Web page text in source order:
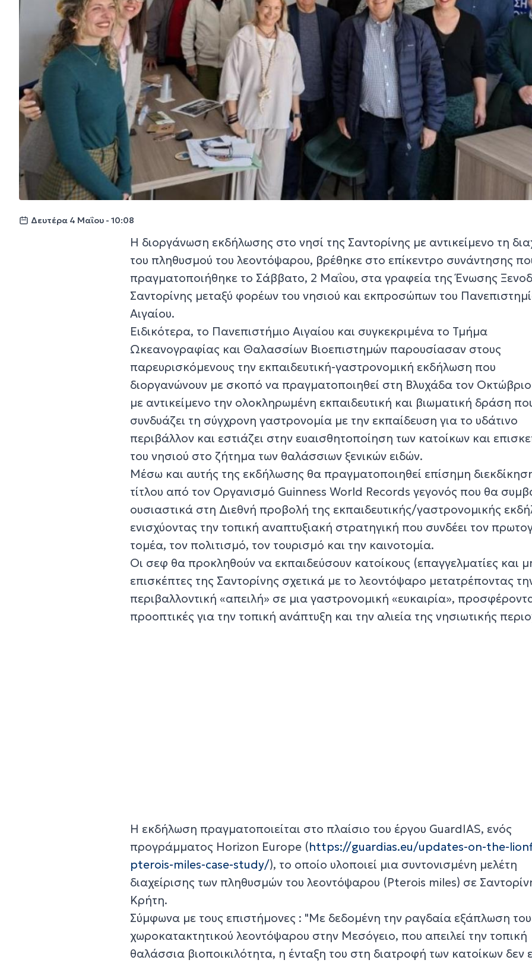
Δευτέρα 4 Μαΐου - 10:08
Η διοργάνωση εκδήλωσης στο νησί της Σαντορίνης με αντικείμενο τη
του πληθυσμού του λεοντόψαρου, βρέθηκε στο επίκεντρο συνάντησης
πραγματοποιήθηκε το Σάββατο, 2 Μαΐου, στα γραφεία της Ένωσης
Σαντορίνης μεταξύ φορέων του νησιού και εκπροσώπων του
Αιγαίου.
Ειδικότερα, το Πανεπιστήμιο Αιγαίου και συγκεκριμένα το Τμήμα
Ωκεανογραφίας και Θαλασσίων Βιοεπιστημών παρουσίασαν στους
παρευρισκόμενους την εκπαιδευτική-γαστρονομική εκδήλωση που
διοργανώνουν με σκοπό να πραγματοποιηθεί στη Βλυχάδα τον
με αντικείμενο την ολοκληρωμένη εκπαιδευτική και βιωματική δράση
συνδυάζει τη σύγχρονη γαστρονομία με την εκπαίδευση για το υδάτινο
περιβάλλον και εστιάζει στην ευαισθητοποίηση των κατοίκων και
του νησιού στο ζήτημα των θαλάσσιων ξενικών ειδών.
Μέσω και αυτής της εκδήλωσης θα πραγματοποιηθεί επίσημη
τίτλου από τον Οργανισμό Guinness World Records γεγονός που θα
ουσιαστικά στη Διεθνή προβολή της εκπαιδευτικής/γαστρονομικής
ενισχύοντας την τοπική αναπτυξιακή στρατηγική που συνδέει τον
τομέα, τον πολιτισμό, τον τουρισμό και την καινοτομία.
Οι σεφ θα προκληθούν να εκπαιδεύσουν κατοίκους (επαγγελματίες και
επισκέπτες της Σαντορίνης σχετικά με το λεοντόψαρο μετατρέποντας
περιβαλλοντική «απειλή» σε μια γαστρονομική «ευκαιρία»,
προοπτικές για την τοπική ανάπτυξη και την αλιεία της νησιωτικής
Η εκδήλωση πραγματοποιείται στο πλαίσιο του έργου GuardIAS, ενός
προγράμματος Horizon Europe (https://guardias.eu/updates-on-the-
pterois-miles-case-study/), το οποίο υλοποιεί μια συντονισμένη μελέτη
διαχείρισης των πληθυσμών του λεοντόψαρου (Pterois miles) σε
Κρήτη.
Σύμφωνα με τους επιστήμονες : "Με δεδομένη την ραγδαία εξάπλωση του
χωροκατακτητικού λεοντόψαρου στην Μεσόγειο, που απειλεί την τοπική
θαλάσσια βιοποικιλότητα, η ένταξη του στη διατροφή των κατοίκων δεν